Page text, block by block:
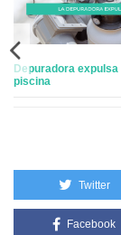
liner de piscina
Twitter
Facebook